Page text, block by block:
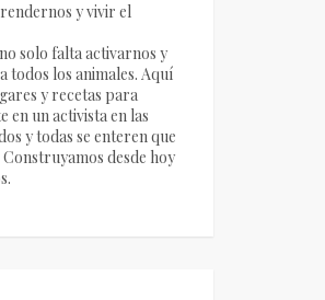
y vivir el
solo falta activarnos y
todos los animales. Aquí
y recetas para
un activista en las
y todas se enteren que
desde hoy